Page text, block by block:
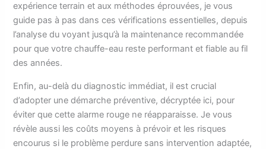
expérience terrain et aux méthodes éprouvées, je vous
guide pas à pas dans ces vérifications essentielles, depuis
l’analyse du voyant jusqu’à la maintenance recommandée
pour que votre chauffe-eau reste performant et fiable au fil
des années.
Enfin, au-delà du diagnostic immédiat, il est crucial
d’adopter une démarche préventive, décryptée ici, pour
éviter que cette alarme rouge ne réapparaisse. Je vous
révèle aussi les coûts moyens à prévoir et les risques
encourus si le problème perdure sans intervention adaptée,